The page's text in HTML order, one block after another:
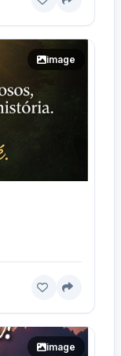
image
image